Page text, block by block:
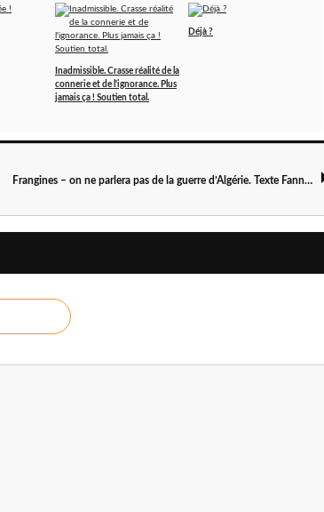
Inadmissible. Crasse réalité de la
connerie et de l'ignorance. Plus
jamais ça ! Soutien total.
Déjà ?
Frangines – on ne parlera pas de la guerre d’Algérie. Texte Fanny Mentré. Sonnet d'André Malamut